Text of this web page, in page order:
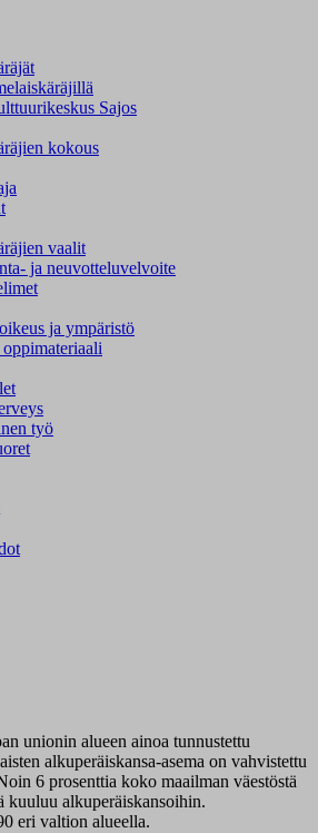
Sajos
kokous
vaalit
ja neuvotteluvelvoite
ja ympäristö
työ
unionin alueen ainoa tunnustettu
alkuperäiskansa-asema on vahvistettu
6 prosenttia koko maailman väestöstä
kuuluu alkuperäiskansoihin.
eri valtion alueella.